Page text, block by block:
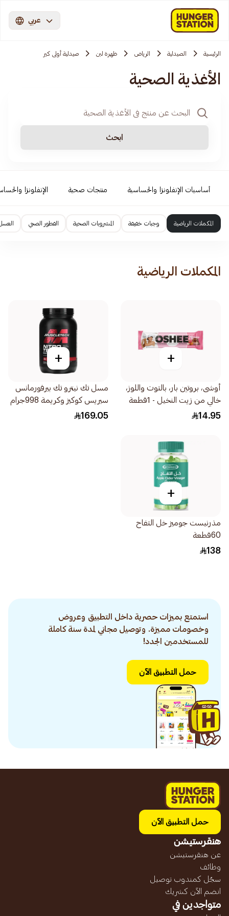
عربي
الرئيسية الصيدلية الرياض ظهرة لبن صيدلية أولى كير
الأغذية الصحية
ابحث
أساسيات الإنفلونزا والحساسية منتجات صحية الإنفلونزا
المكملات الرياضية وجبات خفيفة المشروبات الصحية الفطور الصحي
المكملات الرياضية
+
أوشى، بروتين بار، بالتوت واللوز،
خالي من زيت النخيل - 1قطعة
14.95
+
مسل تك نيترو تك بيرفورمانس
سيريس كوكيز وكريمة 998جرام
169.05
+
مذرنيست جوميز خل التفاح
60قطعة
138
استمتع بميزات حصرية داخل التطبيق وعروض
وخصومات مميزة. وتوصيل مجاني لمدة سنة كاملة
للمستخدمين الجدد!
حمل التطبيق الآن
حمل التطبيق الآن
هنقرستيشن
عن هنقرستيشن
وظائف
سجّل كمندوب توصيل
انضم الآن كشريك
متواجدين في